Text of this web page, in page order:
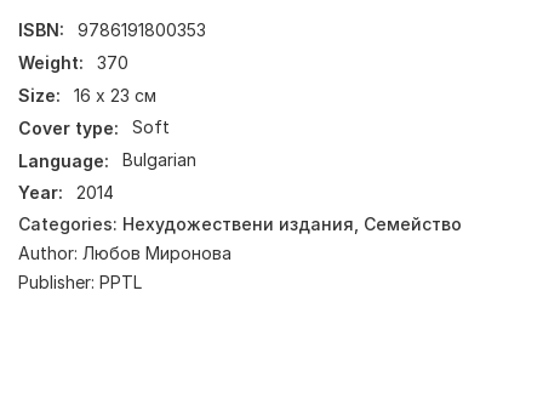
ISBN:
9786191800353
Weight:
370
Size:
16 х 23 см
Cover type:
Soft
Language:
Bulgarian
Year:
2014
Categories: Нехудожествени издания Семейство
Author: Любов Миронова
Publisher: PPTL